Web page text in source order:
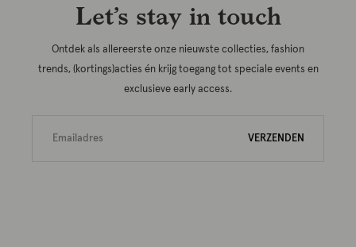
Let’s stay in touch
Ontdek als allereerste onze nieuwste collecties, fashion
trends, (kortings)acties én krijg toegang tot speciale events en
exclusieve early access.
VERZENDEN